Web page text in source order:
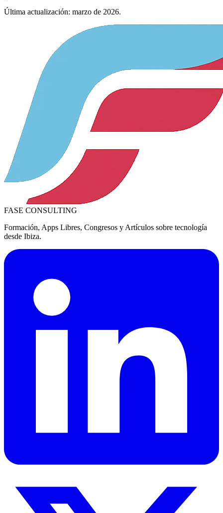
Última actualización: marzo de 2026.
FASE CONSULTING
Formación, Apps Libres, Congresos y Artículos sobre tecnología
desde Ibiza.